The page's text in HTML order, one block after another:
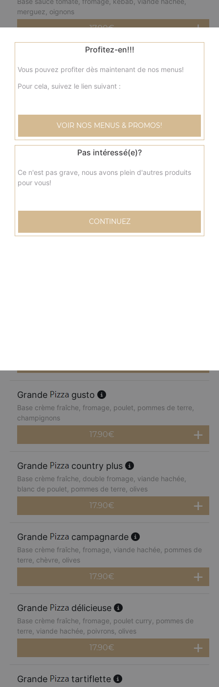
merguez, oignons
17.90€
Base crème fraîche, fromage, blanc de poulet, pommes
de terre, champignons, olives
nordique
Base crème fraîche, fromage, saumon, olives
17.90€
Grande gusto
Base crème fraîche, fromage, poulet, pommes de terre,
champignons
17.90€
Grande country plus
Base crème fraîche, double fromage, viande hachée,
blanc de poulet, pommes de terre, olives
17.90€
Grande campagnarde
Base crème fraîche, fromage, viande hachée, pommes de
terre, chèvre, olives
17.90€
Grande délicieuse
Base crème fraîche, fromage, poulet curry, pommes de
terre, viande hachée, poivrons, olives
17.90€
Grande tartiflette
Profitez-en!!!
Vous pouvez profiter dès maintenant de nos menus!
Pour cela, suivez le lien suivant :
VOIR NOS MENUS & PROMOS!
Pas intéressé(e)?
Ce n'est pas grave, nous avons plein d'autres produits
pour vous!
CONTINUEZ